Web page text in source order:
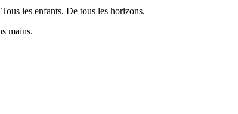
les enfants. De tous les horizons.
mains.